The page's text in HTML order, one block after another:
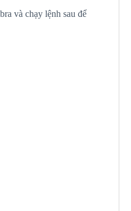
và chạy lệnh sau để